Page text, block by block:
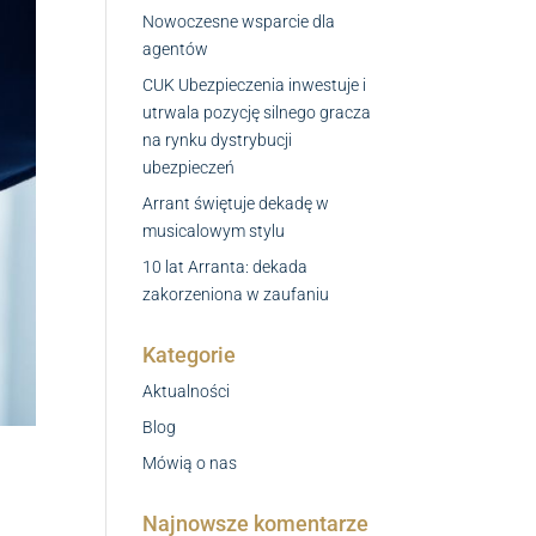
Nowoczesne wsparcie dla
agentów
CUK Ubezpieczenia inwestuje i
utrwala pozycję silnego gracza
na rynku dystrybucji
ubezpieczeń
Arrant świętuje dekadę w
musicalowym stylu
10 lat Arranta: dekada
zakorzeniona w zaufaniu
Kategorie
Aktualności
Blog
Mówią o nas
Najnowsze komentarze